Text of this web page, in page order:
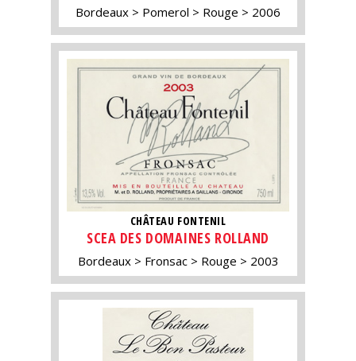
Bordeaux Pomerol Rouge 2006
CHÂTEAU FONTENIL
SCEA DES DOMAINES ROLLAND
Bordeaux Fronsac Rouge 2003